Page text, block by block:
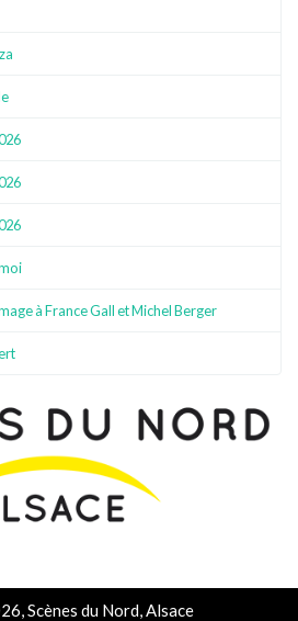
à France Gall et Michel Berger
Scènes du Nord, Alsace